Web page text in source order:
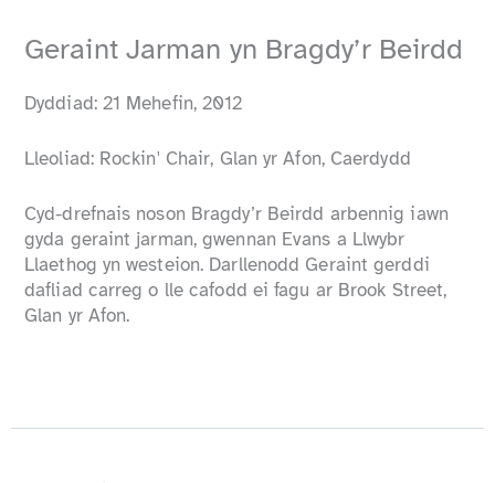
Geraint Jarman yn Bragdy’r Beirdd
Dyddiad: 21 Mehefin, 2012
Lleoliad: Rockin' Chair, Glan yr Afon, Caerdydd
Cyd-drefnais noson Bragdy’r Beirdd arbennig iawn
gyda geraint jarman, gwennan Evans a Llwybr
Llaethog yn westeion. Darllenodd Geraint gerddi
dafliad carreg o lle cafodd ei fagu ar Brook Street,
Glan yr Afon.